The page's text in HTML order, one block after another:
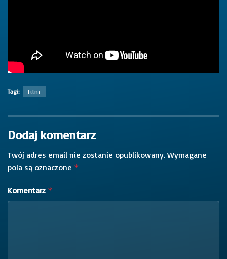
Tagi: film
Dodaj komentarz
Twój adres email nie zostanie opublikowany. Wymagane
pola są oznaczone *
Komentarz *